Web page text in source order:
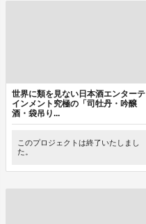
世界に類を見ない日本酒エンターテ
インメント究極の「司牡丹・吟醸
酒・袋吊り...
このプロジェクトは終了いたしまし
た。